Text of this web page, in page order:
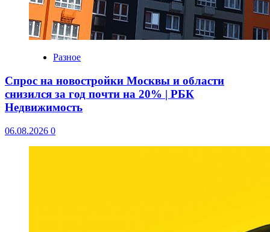
Разное
Спрос на новостройки Москвы и области
снизился за год почти на 20% | РБК
Недвижимость
06.08.2026 0